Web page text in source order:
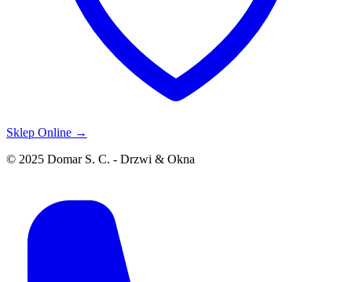
Sklep Online →
© 2025 Domar S. C. - Drzwi & Okna